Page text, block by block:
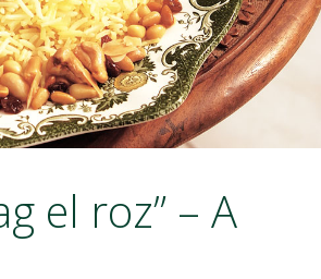
el roz” – A